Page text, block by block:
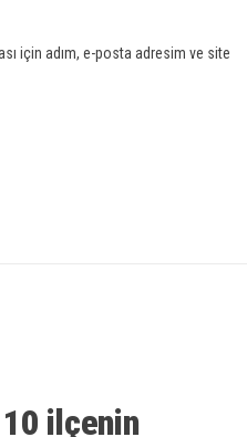
için adım, e-posta adresim ve site
10 ilçenin